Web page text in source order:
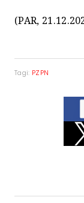
(PAR,
Tagi: PZPN